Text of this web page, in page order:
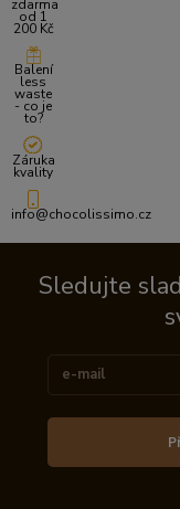
zdarma
od 1
200 Kč
Balení
less
waste
- co je
to?
Záruka
kvality
info@chocolissimo.cz
Sledujte